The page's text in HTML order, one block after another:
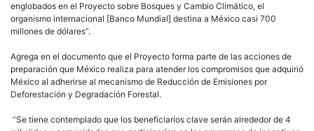
conservación de bosques o bien de la restauración de las áreas forestales
que han sido degradadas. Otorga compensaciones económicas, por parte
de los países del Norte, que tienen compromisos de reducción de
pie sus bosques.
Éste parte de la idea de que los bosques son sumideros de carbono al
capturar uno de los principales gases de efecto invernadero, el dióxido de
calentamiento global.